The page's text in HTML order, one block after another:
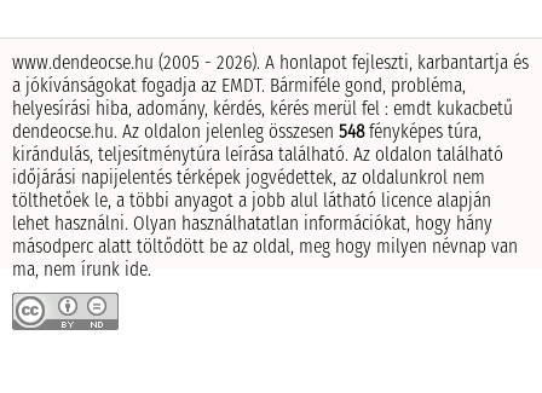
www.dendeocse.hu (2005 - 2026). A honlapot fejleszti, karbantartja és
a jókívánságokat fogadja az EMDT. Bármiféle gond, probléma,
helyesírási hiba, adomány, kérdés, kérés merül fel : emdt kukacbetű
dendeocse.hu. Az oldalon jelenleg összesen 548fényképes túra,
kirándulás, teljesítménytúra leírása található. Az oldalon található
időjárási napijelentés térképek jogvédettek, az oldalunkrol nem
tölthetőek le, a többi anyagot a jobb alul látható licence alapján
lehet használni. Olyan használhatatlan információkat, hogy hány
másodperc alatt töltődött be az oldal, meg hogy milyen névnap van
ma, nem írunk ide.